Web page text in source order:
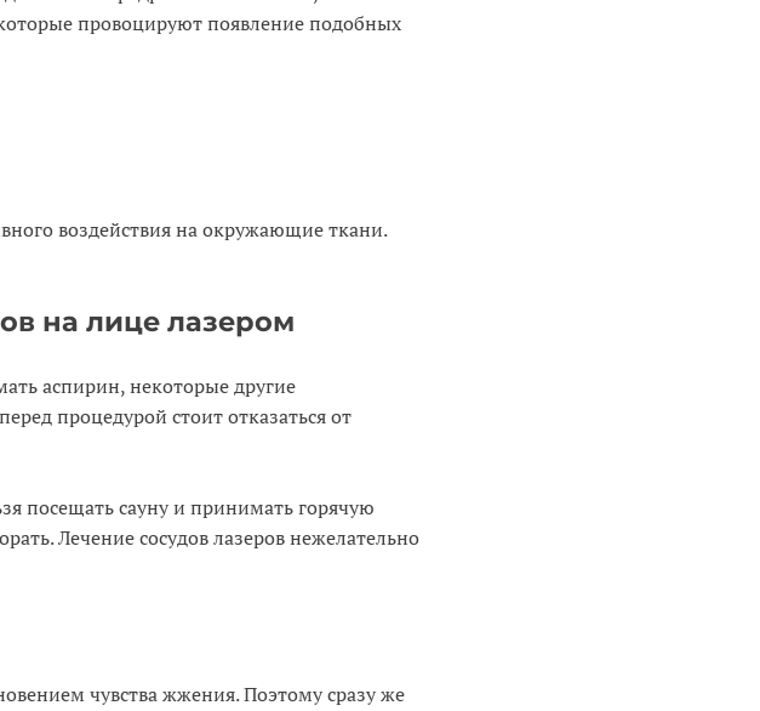
провоцируют появление подобных
воздействия на окружающие ткани.
на лице лазером
аспирин, некоторые другие
процедурой стоит отказаться от
посещать сауну и принимать горячую
Лечение сосудов лазеров нежелательно
чувства жжения. Поэтому сразу же